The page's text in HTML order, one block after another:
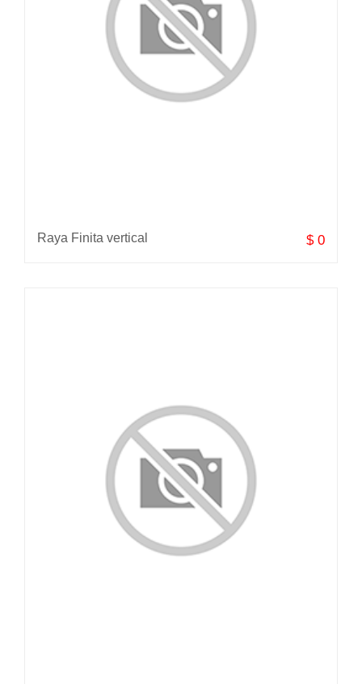
Raya Finita vertical $ 0